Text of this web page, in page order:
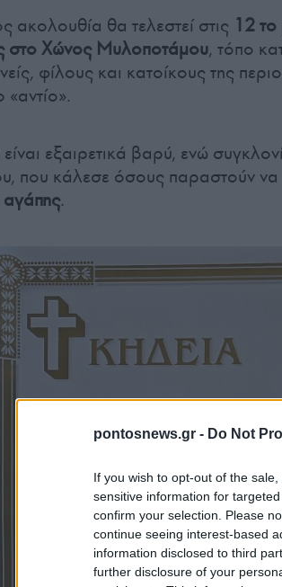
pontosnews.gr - Do Not
If you wish to opt-out of the
sensitive information for
confirm your selection. Please
continue seeing interest-based
information disclosed to third
further disclosure of your
ακολουθία θα τελεστεί στις 12
στο Χώνος Μυλοποτάμου, τόπο
φίλους και κατοίκους της
«αντίο».
εξαιρετικά βαρύ, ενώ
που κάλεσε όσους παραστούν
αγάπης.